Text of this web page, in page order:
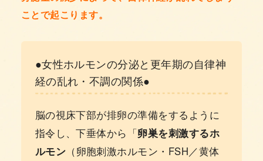
ことで起こります。
●女性ホルモンの分泌と更年期の自律神
経の乱れ・不調の関係●
脳の視床下部が排卵の準備をするように
指令し、下垂体から「卵巣を刺激するホ
ルモン （卵胞刺激ホルモン・FSH／黄体